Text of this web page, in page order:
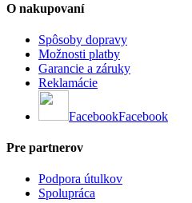
O nakupovaní
Spôsoby dopravy
Možnosti platby
Garancie a záruky
Reklamácie
FacebookFacebook
Pre partnerov
Podpora útulkov
Spolupráca